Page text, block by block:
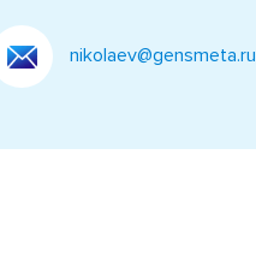
nikolaev@gensmeta.ru